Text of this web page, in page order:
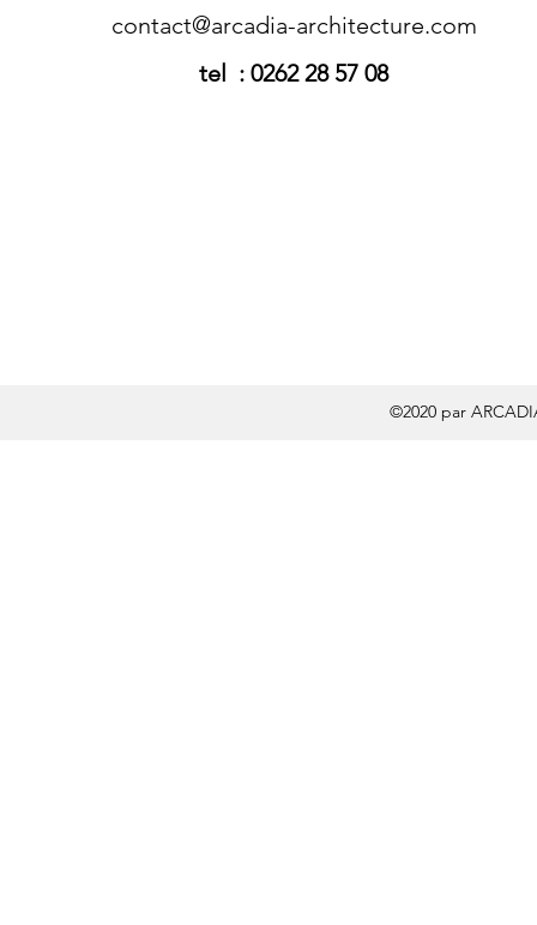
contact@arcadia-architecture.com
tel : 0262 28 57 08
©2020 par